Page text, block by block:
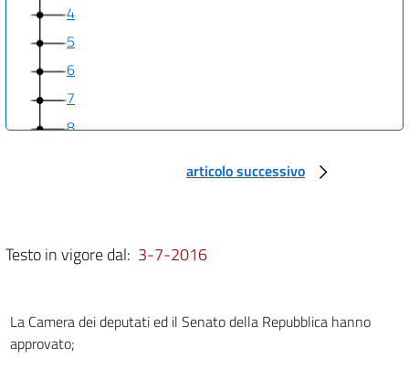
4
5
6
7
8
articolo successivo
Testo in vigore dal: 3-7-2016
La Camera dei deputati ed il Senato della Repubblica hanno
approvato;